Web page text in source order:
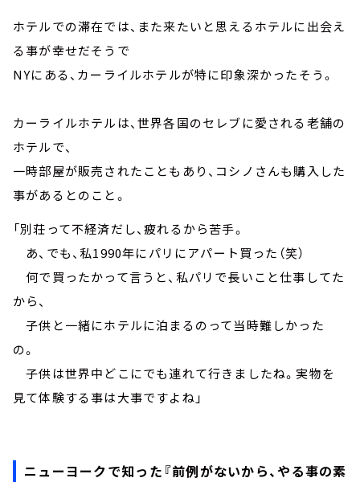
ホテルでの滞在では、また来たいと思えるホテルに出会え
る事が幸せだそうで
NYにある、カーライルホテルが特に印象深かったそう。
カーライルホテルは、世界各国のセレブに愛される老舗の
ホテルで、
一時部屋が販売されたこともあり、コシノさんも購入した
事があるとのこと。
「別荘って不経済だし、疲れるから苦手。
あ、でも、私1990年にパリにアパート買った（笑）
何で買ったかって言うと、私パリで長いこと仕事してた
から、
子供と一緒にホテルに泊まるのって当時難しかった
の。
子供は世界中どこにでも連れて行きましたね。実物を
見て体験する事は大事ですよね」
ニューヨークで知った『前例がないから、やる事の素